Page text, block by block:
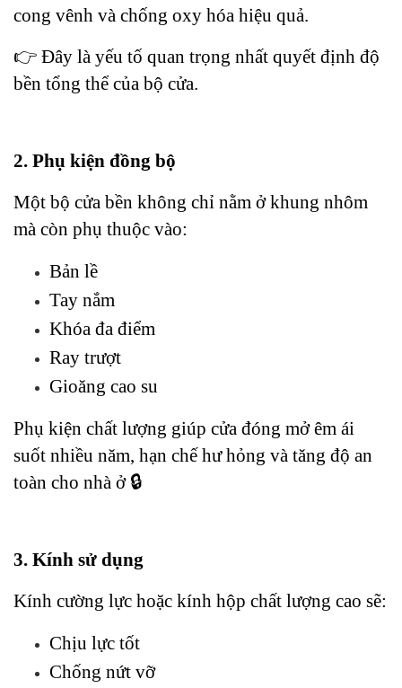
cong vênh và chống oxy hóa hiệu quả.
👉 Đây là yếu tố quan trọng nhất quyết định độ
bền tổng thể của bộ cửa.
2. Phụ kiện đồng bộ
Một bộ cửa bền không chỉ nằm ở khung nhôm
mà còn phụ thuộc vào:
Bản lề
Tay nắm
Khóa đa điểm
Ray trượt
Gioăng cao su
Phụ kiện chất lượng giúp cửa đóng mở êm ái
suốt nhiều năm, hạn chế hư hỏng và tăng độ an
toàn cho nhà ở 🔒
3. Kính sử dụng
Kính cường lực hoặc kính hộp chất lượng cao sẽ:
Chịu lực tốt
Chống nứt vỡ